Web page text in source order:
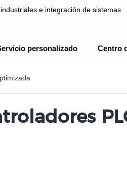
e integración de sistemas
personalizado Centro